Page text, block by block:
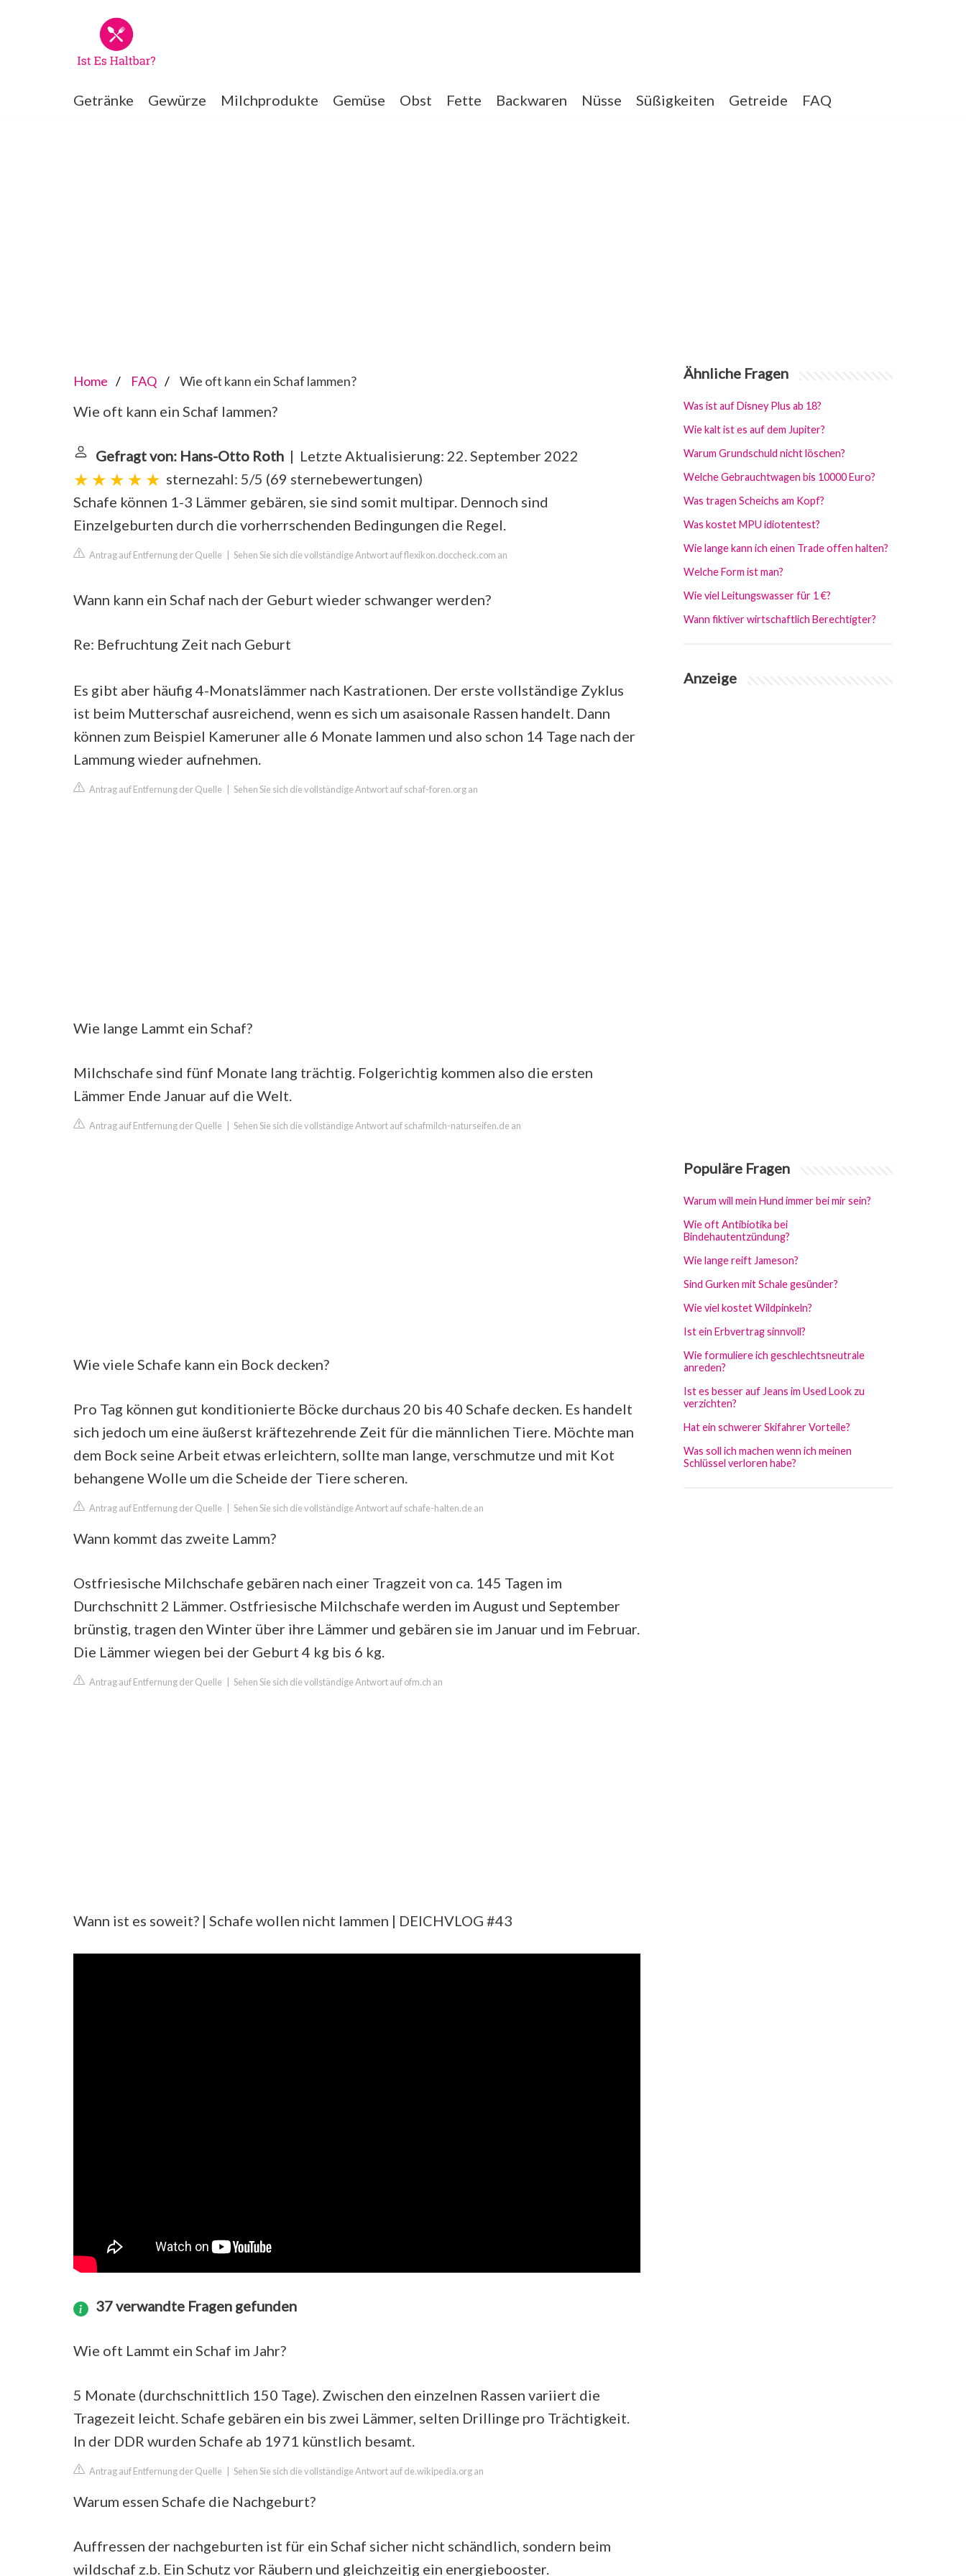
Getränke Gewürze Milchprodukte Gemüse Obst Fette Backwaren Nüsse Süßigkeiten Getreide FAQ
Home FAQ Wie oft kann ein Schaf lammen?
Wie oft kann ein Schaf lammen?
Gefragt von: Hans-Otto Roth | Letzte Aktualisierung: 22. September 2022
sternezahl: 5/5 (69 sternebewertungen)
Schafe können 1-3 Lämmer gebären, sie sind somit multipar. Dennoch sind
Einzelgeburten durch die vorherrschenden Bedingungen die Regel.
Antrag auf Entfernung der Quelle Sehen Sie sich die vollständige Antwort auf flexikon.doccheck.com an
Wann kann ein Schaf nach der Geburt wieder schwanger werden?
Re: Befruchtung Zeit nach Geburt
Es gibt aber häufig 4-Monatslämmer nach Kastrationen. Der erste vollständige Zyklus
ist beim Mutterschaf ausreichend, wenn es sich um asaisonale Rassen handelt. Dann
können zum Beispiel Kameruner alle 6 Monate lammen und also schon 14 Tage nach der
Lammung wieder aufnehmen.
Antrag auf Entfernung der Quelle Sehen Sie sich die vollständige Antwort auf schaf-foren.org an
Wie lange Lammt ein Schaf?
Milchschafe sind fünf Monate lang trächtig. Folgerichtig kommen also die ersten
Lämmer Ende Januar auf die Welt.
Antrag auf Entfernung der Quelle Sehen Sie sich die vollständige Antwort auf schafmilch-naturseifen.de an
Wie viele Schafe kann ein Bock decken?
Pro Tag können gut konditionierte Böcke durchaus 20 bis 40 Schafe decken. Es handelt
sich jedoch um eine äußerst kräftezehrende Zeit für die männlichen Tiere. Möchte man
dem Bock seine Arbeit etwas erleichtern, sollte man lange, verschmutze und mit Kot
behangene Wolle um die Scheide der Tiere scheren.
Antrag auf Entfernung der Quelle Sehen Sie sich die vollständige Antwort auf schafe-halten.de an
Wann kommt das zweite Lamm?
Ostfriesische Milchschafe gebären nach einer Tragzeit von ca. 145 Tagen im
Durchschnitt 2 Lämmer. Ostfriesische Milchschafe werden im August und September
brünstig, tragen den Winter über ihre Lämmer und gebären sie im Januar und im Februar.
Die Lämmer wiegen bei der Geburt 4 kg bis 6 kg.
Antrag auf Entfernung der Quelle Sehen Sie sich die vollständige Antwort auf ofm.ch an
Wann ist es soweit? | Schafe wollen nicht lammen | DEICHVLOG #43
37 verwandte Fragen gefunden
Wie oft Lammt ein Schaf im Jahr?
5 Monate (durchschnittlich 150 Tage). Zwischen den einzelnen Rassen variiert die
Tragezeit leicht. Schafe gebären ein bis zwei Lämmer, selten Drillinge pro Trächtigkeit.
In der DDR wurden Schafe ab 1971 künstlich besamt.
Antrag auf Entfernung der Quelle Sehen Sie sich die vollständige Antwort auf de.wikipedia.org an
Warum essen Schafe die Nachgeburt?
Auffressen der nachgeburten ist für ein Schaf sicher nicht schändlich, sondern beim
wildschaf z.b. Ein Schutz vor Räubern und gleichzeitig ein energiebooster.
Ähnliche Fragen
Was ist auf Disney Plus ab 18?
Wie kalt ist es auf dem Jupiter?
Warum Grundschuld nicht löschen?
Welche Gebrauchtwagen bis 10000 Euro?
Was tragen Scheichs am Kopf?
Was kostet MPU idiotentest?
Wie lange kann ich einen Trade offen halten?
Welche Form ist man?
Wie viel Leitungswasser für 1 €?
Wann fiktiver wirtschaftlich Berechtigter?
Anzeige
Populäre Fragen
Warum will mein Hund immer bei mir sein?
Wie oft Antibiotika bei
Bindehautentzündung?
Wie lange reift Jameson?
Sind Gurken mit Schale gesünder?
Wie viel kostet Wildpinkeln?
Ist ein Erbvertrag sinnvoll?
Wie formuliere ich geschlechtsneutrale
anreden?
Ist es besser auf Jeans im Used Look zu
verzichten?
Hat ein schwerer Skifahrer Vorteile?
Was soll ich machen wenn ich meinen
Schlüssel verloren habe?